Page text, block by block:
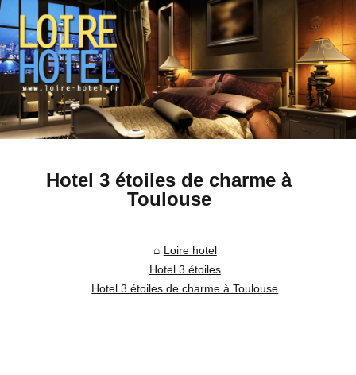
Hotel 3 étoiles de charme à
Toulouse
Loire hotel
Hotel 3 étoiles
Hotel 3 étoiles de charme à Toulouse